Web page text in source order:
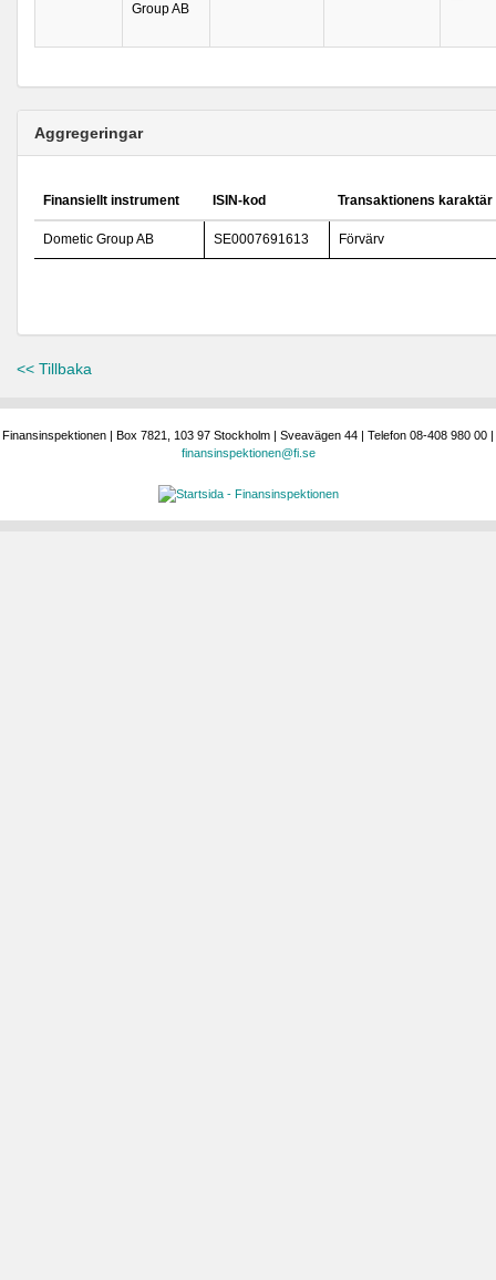
Group AB
Aggregeringar
Finansiellt instrument ISIN-kod Transaktionens karaktär
Dometic Group AB SE0007691613 Förvärv
<< Tillbaka
Finansinspektionen | Box 7821, 103 97 Stockholm | Sveavägen 44 | Telefon 08-408 980 00 |
finansinspektionen@fi.se